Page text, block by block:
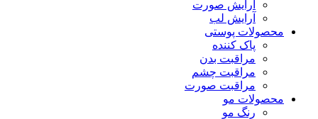
آرایش صورت
آرایش لب
محصولات پوستی
پاک کننده
مراقبت بدن
مراقبت چشم
مراقبت صورت
محصولات مو
رنگ مو